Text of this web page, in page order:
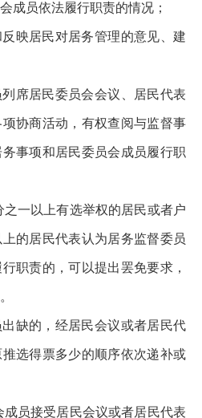
成员依法履行职责的情况；
反映居民对居务管理的意见、建
席居民委员会会议、居民代表
协商活动，有权查阅与监督事
事项和居民委员会成员履行职
一以上有选举权的居民或者户
的居民代表认为居务监督委员
职责的，可以提出罢免要求，
缺的，经居民会议或者居民代
选得票多少的顺序依次递补或
员接受居民会议或者居民代表